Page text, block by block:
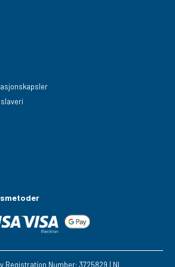
Registration Number: 3725829 | NL